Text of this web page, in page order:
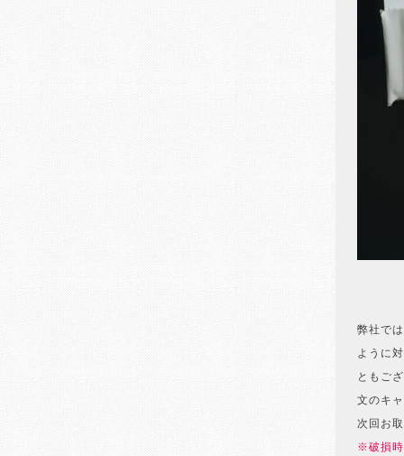
弊社で
ように
ともご
文のキ
次回お
※破損時